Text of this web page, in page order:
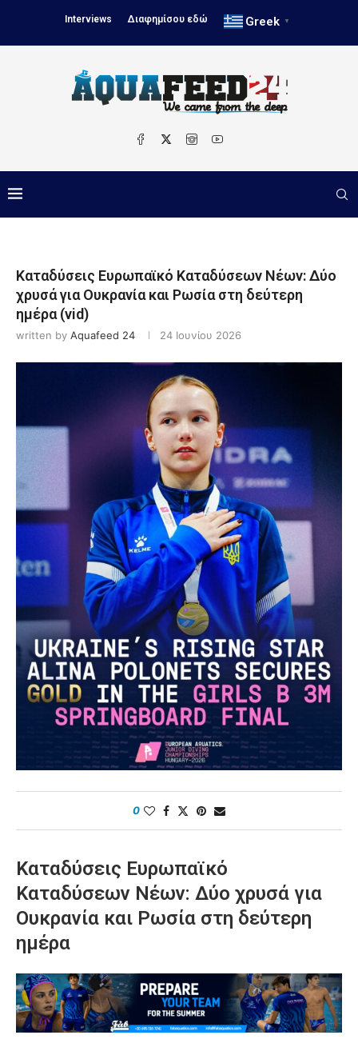
Interviews Διαφημίσου εδώ Greek ▼
Καταδύσεις Ευρωπαϊκό Καταδύσεων Νέων: Δύο
χρυσά για Ουκρανία και Ρωσία στη δεύτερη
ημέρα (vid)
written by Aquafeed 24 24 Ιουνίου 2026
0
Καταδύσεις Ευρωπαϊκό
Καταδύσεων Νέων: Δύο χρυσά για
Ουκρανία και Ρωσία στη δεύτερη
ημέρα